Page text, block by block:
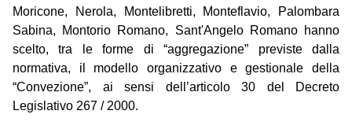
Moricone, Nerola, Montelibretti, Monteflavio, Palombara
Sabina, Montorio Romano, Sant'Angelo Romano hanno
scelto, tra le forme di “aggregazione” previste dalla
normativa, il modello organizzativo e gestionale della
“Convezione”, ai sensi dell’articolo 30 del Decreto
Legislativo 267 / 2000.